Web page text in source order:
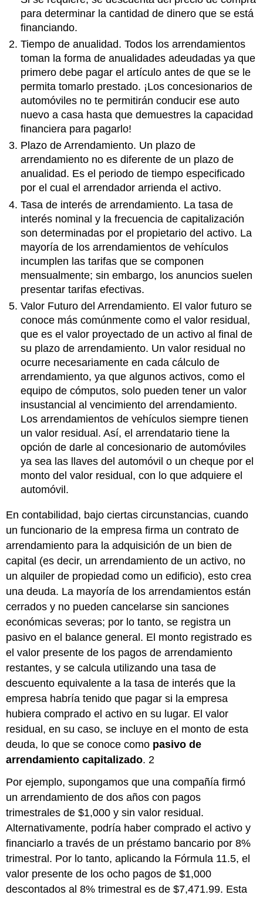
para determinar la cantidad de dinero que se está
financiando.
Tiempo de anualidad. Todos los arrendamientos
toman la forma de anualidades adeudadas ya que
primero debe pagar el artículo antes de que se le
permita tomarlo prestado. ¡Los concesionarios de
automóviles no te permitirán conducir ese auto
nuevo a casa hasta que demuestres la capacidad
financiera para pagarlo!
Plazo de Arrendamiento. Un plazo de
arrendamiento no es diferente de un plazo de
anualidad. Es el periodo de tiempo especificado
por el cual el arrendador arrienda el activo.
Tasa de interés de arrendamiento. La tasa de
interés nominal y la frecuencia de capitalización
son determinadas por el propietario del activo. La
mayoría de los arrendamientos de vehículos
incumplen las tarifas que se componen
mensualmente; sin embargo, los anuncios suelen
presentar tarifas efectivas.
Valor Futuro del Arrendamiento. El valor futuro se
conoce más comúnmente como el valor residual,
que es el valor proyectado de un activo al final de
su plazo de arrendamiento. Un valor residual no
ocurre necesariamente en cada cálculo de
arrendamiento, ya que algunos activos, como el
equipo de cómputos, solo pueden tener un valor
insustancial al vencimiento del arrendamiento.
Los arrendamientos de vehículos siempre tienen
un valor residual. Así, el arrendatario tiene la
opción de darle al concesionario de automóviles
ya sea las llaves del automóvil o un cheque por el
monto del valor residual, con lo que adquiere el
automóvil.
En contabilidad, bajo ciertas circunstancias, cuando
un funcionario de la empresa firma un contrato de
arrendamiento para la adquisición de un bien de
capital (es decir, un arrendamiento de un activo, no
un alquiler de propiedad como un edificio), esto crea
una deuda. La mayoría de los arrendamientos están
cerrados y no pueden cancelarse sin sanciones
económicas severas; por lo tanto, se registra un
pasivo en el balance general. El monto registrado es
el valor presente de los pagos de arrendamiento
restantes, y se calcula utilizando una tasa de
descuento equivalente a la tasa de interés que la
empresa habría tenido que pagar si la empresa
hubiera comprado el activo en su lugar. El valor
residual, en su caso, se incluye en el monto de esta
deuda, lo que se conoce como pasivo de
arrendamiento capitalizado. 2
Por ejemplo, supongamos que una compañía firmó
un arrendamiento de dos años con pagos
trimestrales de $1,000 y sin valor residual.
Alternativamente, podría haber comprado el activo y
financiarlo a través de un préstamo bancario por 8%
trimestral. Por lo tanto, aplicando la Fórmula 11.5, el
valor presente de los ocho pagos de $1,000
descontados al 8% trimestral es de $7,471.99. Esta